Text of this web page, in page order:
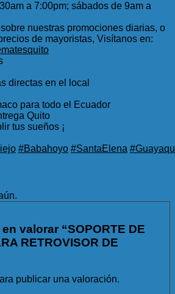
a 7:00pm; sábados de 9am a
nuestras promociones diarias, o
de mayoristas, Visítanos en:
directas en el local
para todo el Ecuador
Quito
tus sueños ¡
#Babahoyo #SantaElena
valorar “SOPORTE DE
RETROVISOR DE
publicar una valoración.